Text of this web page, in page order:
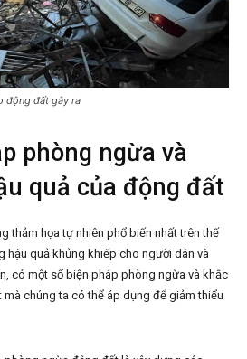
động đất gây ra
phòng ngừa và
quả của động đất
thảm họa tự nhiên phổ biến nhất trên thế
hậu quả khủng khiếp cho người dân và
có một số biện pháp phòng ngừa và khắc
chúng ta có thể áp dụng để giảm thiểu